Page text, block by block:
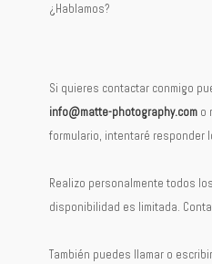
¿Hablamos?
Si quieres contactar conmigo
info@matte-photography.com o
formulario, intentaré responder
Realizo personalmente todos
disponibilidad es limitada.
También puedes llamar o